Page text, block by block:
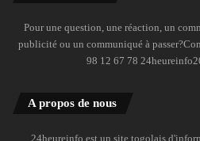
Pour une question, une réaction, un
publicité ou un communiqué à
98 12 67 78
A propos de nous
24heureinfo est un site togolais